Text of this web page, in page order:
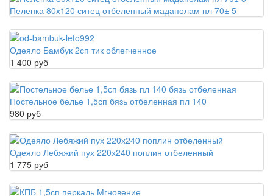
Пеленка 80х120 ситец отбеленный мадаполам пл 70± 5
Одеяло Бамбук 2сп тик облегченное
1 400 руб
Постельное белье 1,5сп бязь отбеленная пл 140
980 руб
Одеяло Лебяжий пух 220х240 поплин отбеленный
1 775 руб